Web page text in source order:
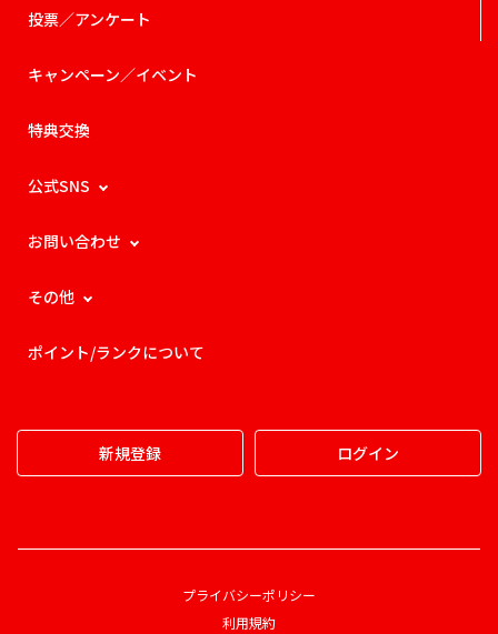
投票／アンケート
キャンペーン／イベント
特典交換
公式SNS
お問い合わせ
その他
ポイント/ランクについて
新規登録 ログイン
プライバシーポリシー
利用規約